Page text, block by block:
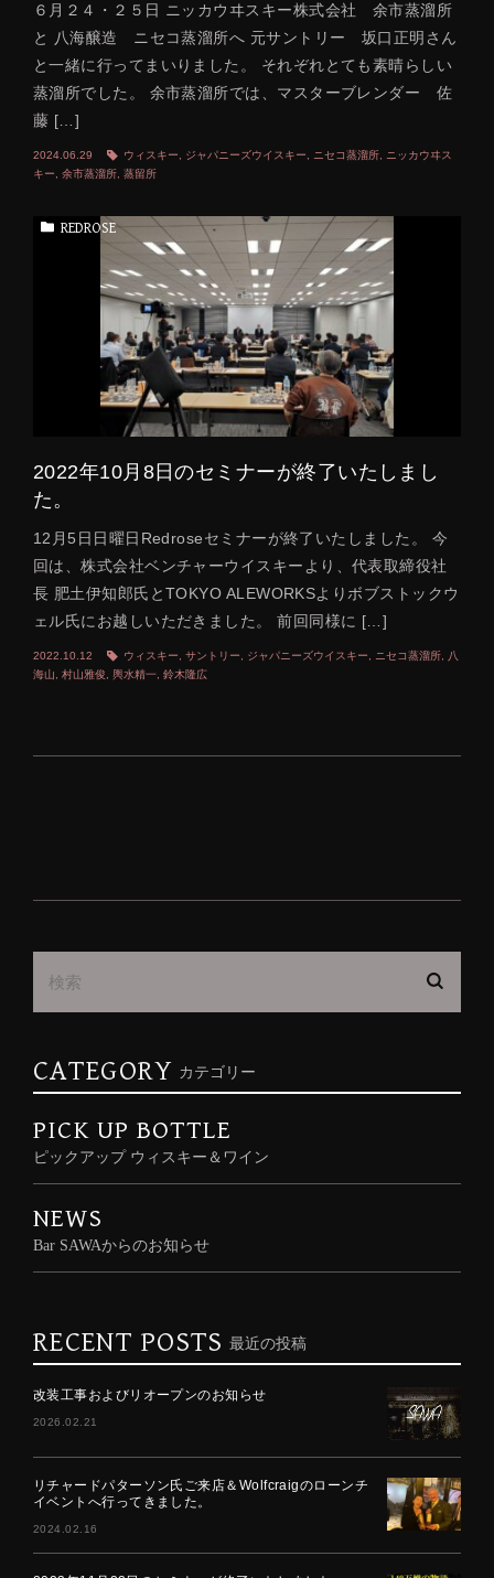
６月２４・２５日 ニッカウヰスキー株式会社 余市蒸溜所
と 八海醸造 ニセコ蒸溜所へ 元サントリー 坂口正明さん
と一緒に行ってまいりました。 それぞれとても素晴らしい
蒸溜所でした。 余市蒸溜所では、マスターブレンダー 佐
藤 […]
2024.06.29 ウィスキー, ジャパニーズウイスキー, ニセコ蒸溜所, ニッカウヰス
キー, 余市蒸溜所, 蒸留所
REDROSE
2022年10月8日のセミナーが終了いたしまし
た。
12月5日日曜日Redroseセミナーが終了いたしました。 今
回は、株式会社ベンチャーウイスキーより、代表取締役社
長 肥土伊知郎氏とTOKYO ALEWORKSよりボブストックウ
ェル氏にお越しいただきました。 前回同様に […]
2022.10.12 ウィスキー サントリー ジャパニーズウイスキー ニセコ蒸溜所
八
海山
村山雅俊 輿水精一 鈴木隆広
CATEGORY カテゴリー
PICK UP BOTTLE
ピックアップ ウィスキー＆ワイン
NEWS
Bar SAWAからのお知らせ
RECENT POSTS 最近の投稿
改装工事およびリオープンのお知らせ
2026.02.21
リチャードパターソン氏ご来店＆Wolfcraigのローンチ
イベントへ行ってきました。
2024.02.16